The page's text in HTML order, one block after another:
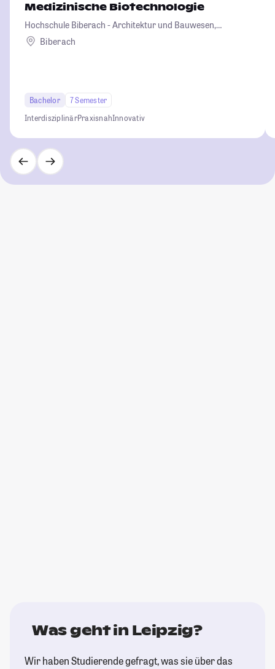
Medizinische Biotechnologie
Hochschule Biberach - Architektur und Bauwesen,
Betriebswirtschaft und Biotechnologie
Biberach
Bachelor
7 Semester
InterdisziplinärPraxisnahInnovativ
Was geht in Leipzig?
Wir haben Studierende gefragt, was sie über das